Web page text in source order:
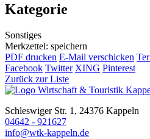
Kategorie
Sonstiges
Merkzettel: speichern
PDF drucken E-Mail verschicken
Facebook Twitter XING Pinterest
Zurück zur Liste
Schleswiger Str. 1, 24376 Kappeln
04642 - 921627
info@wtk-kappeln.de